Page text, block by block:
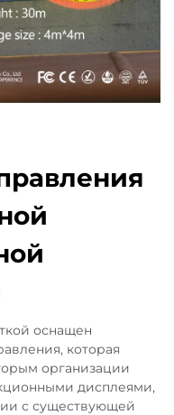
оснащен
которая
организации
дисплеями,
с существующей